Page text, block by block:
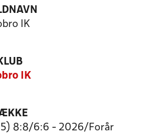
IK
IK
8:8/6:6 - 2026/Forår